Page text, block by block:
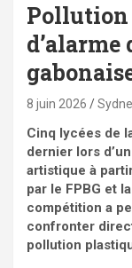
Pollution
d’alarme
8 juin 2026
Cinq lycées de
dernier lors
artistique à
par le FPBG et
compétition a
confronter
pollution